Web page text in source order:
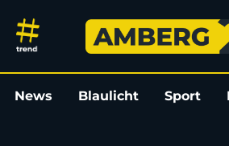
17-Jähriger
News Blaulicht Sport